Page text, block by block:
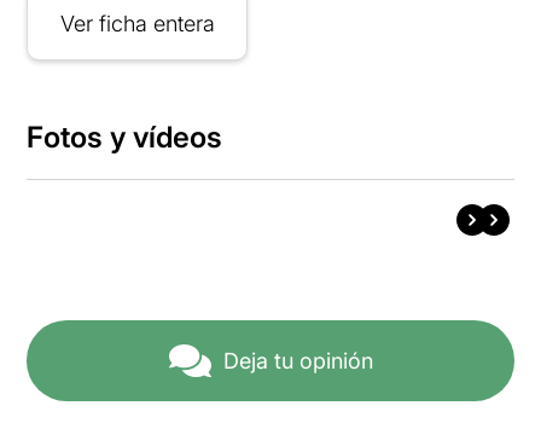
Ver ficha entera
Fotos y vídeos
Deja tu opinión